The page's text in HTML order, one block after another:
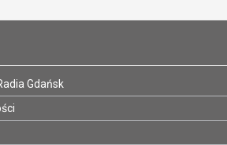
Gdańsk